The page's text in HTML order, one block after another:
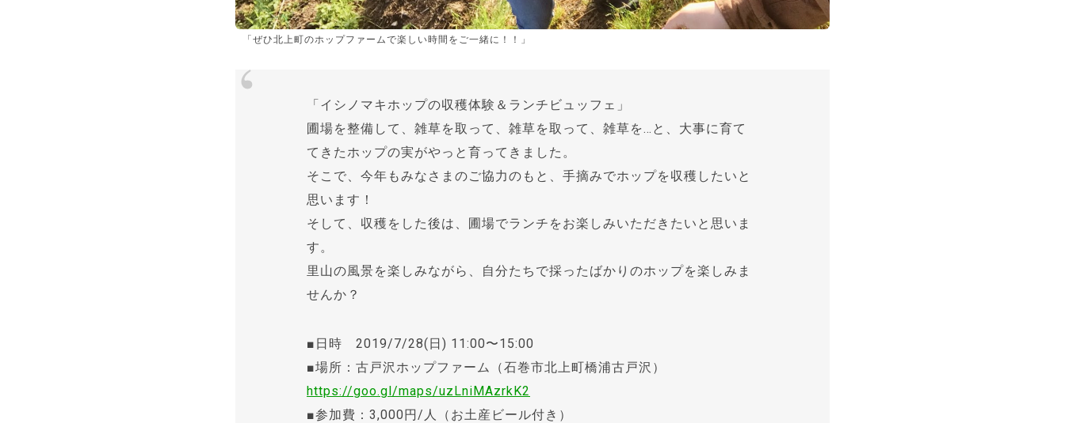
「ぜひ北上町のホップファームで楽しい時間をご一緒に！！」
「イシノマキホップの収穫体験＆ランチビュッフェ」
圃場を整備して、雑草を取って、雑草を取って、雑草を…と、大事に育て
てきたホップの実がやっと育ってきました。
そこで、今年もみなさまのご協力のもと、手摘みでホップを収穫したいと
思います！
そして、収穫をした後は、圃場でランチをお楽しみいただきたいと思いま
す。
里山の風景を楽しみながら、自分たちで採ったばかりのホップを楽しみま
せんか？
■日時 2019/7/28(日) 11:00〜15:00
■場所：古戸沢ホップファーム（石巻市北上町橋浦古戸沢）
https://goo.gl/maps/uzLniMAzrkK2
■参加費：3,000円/人（お土産ビール付き）